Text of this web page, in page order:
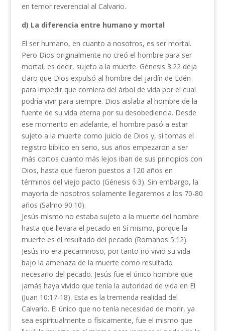
en temor reverencial al Calvario.
d) La diferencia entre humano y mortal
El ser humano, en cuanto a nosotros, es ser mortal.
Pero Dios originalmente no creó el hombre para ser
mortal, es decir, sujeto a la muerte. Génesis 3:22 deja
claro que Dios expulsó al hombre del jardín de Edén
para impedir que comiera del árbol de vida por el cual
podría vivir para siempre. Dios aislaba al hombre de la
fuente de su vida eterna por su desobediencia. Desde
ese momento en adelante, el hombre pasó a estar
sujeto a la muerte como juicio de Dios y, si tomas el
registro bíblico en serio, sus años empezaron a ser
más cortos cuanto más lejos iban de sus principios con
Dios, hasta que fueron puestos a 120 años en
términos del viejo pacto (Génesis 6:3). Sin embargo, la
mayoría de nosotros solamente llegaremos a los 70-80
años (Salmo 90:10).
Jesús mismo no estaba sujeto a la muerte del hombre
hasta que llevara el pecado en Sí mismo, porque la
muerte es el resultado del pecado (Romanos 5:12).
Jesús no era pecaminoso, por tanto no vivió su vida
bajo la amenaza de la muerte como resultado
necesario del pecado. Jesús fue el único hombre que
jamás haya vivido que tenía la autoridad de vida en El
(Juan 10:17-18). Esta es la tremenda realidad del
Calvario. El único que no tenía necesidad de morir, ya
sea espiritualmente o físicamente, fue el mismo que